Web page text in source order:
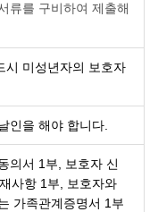
류를 구비하여 제출해
시 미성년자의 보호자
인을 해야 합니다.
의서 1부, 보호자 신
사항 1부, 보호자와
가족관계증명서 1부